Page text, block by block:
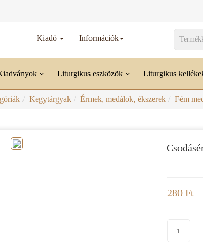
Kiadó Információk
Liturgikus eszközök Liturgikus
Kegytárgyak Érmek, medálok, ékszerek Fém
280 Ft